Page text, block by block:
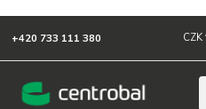
CZK
+420 733 111 380